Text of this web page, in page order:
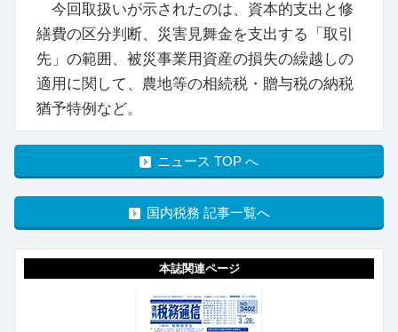
今回取扱いが示されたのは、資本的支出と修
繕費の区分判断、災害見舞金を支出する「取引
先」の範囲、被災事業用資産の損失の繰越しの
適用に関して、農地等の相続税・贈与税の納税
猶予特例など。
ニュース TOP へ
国内税務 記事一覧へ
本誌関連ページ